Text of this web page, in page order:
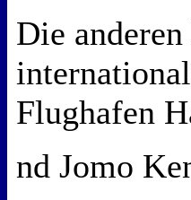
Die
Flughafen
nd Jomo